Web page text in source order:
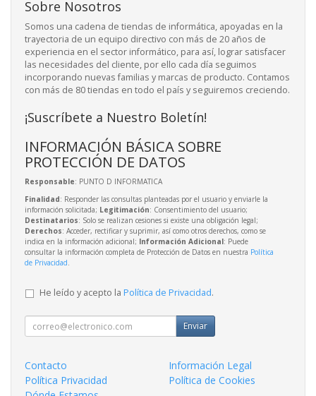
Sobre Nosotros
Somos una cadena de tiendas de informática, apoyadas en la
trayectoria de un equipo directivo con más de 20 años de
experiencia en el sector informático, para así, lograr satisfacer
las necesidades del cliente, por ello cada día seguimos
incorporando nuevas familias y marcas de producto. Contamos
con más de 80 tiendas en todo el país y seguiremos creciendo.
¡Suscríbete a Nuestro Boletín!
INFORMACIÓN BÁSICA SOBRE
PROTECCIÓN DE DATOS
Responsable: PUNTO D INFORMATICA
Finalidad: Responder las consultas planteadas por el usuario y enviarle la
información solicitada; Legitimación: Consentimiento del usuario;
Destinatarios: Solo se realizan cesiones si existe una obligación legal;
Derechos: Acceder, rectificar y suprimir, así como otros derechos, como se
indica en la información adicional; Información Adicional: Puede
consultar la información completa de Protección de Datos en nuestra Política
de Privacidad.
He leído y acepto la Política de Privacidad.
Enviar
Contacto
Información Legal
Política Privacidad
Política de Cookies